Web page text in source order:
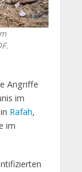
Angriffe
im
Rafah,
im